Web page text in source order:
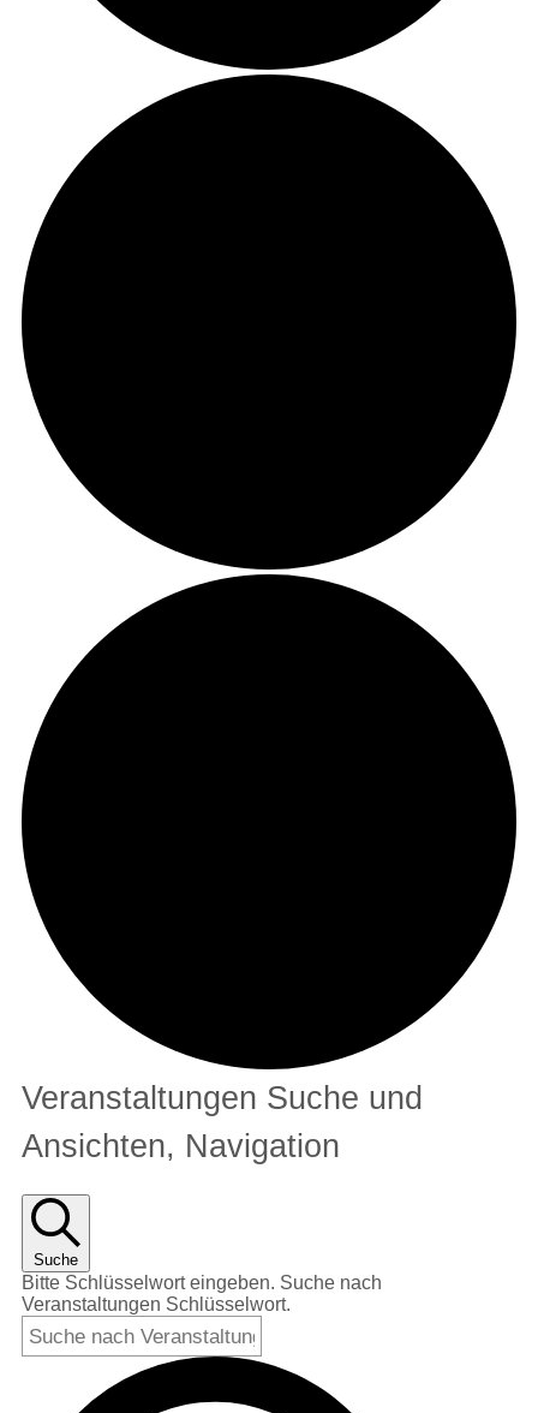
VERANSTALTUNGEN
FÜR
15.
AUGUST
2023
Veranstaltungen Suche und
Ansichten, Navigation
Suche
Bitte Schlüsselwort eingeben. Suche nach
Veranstaltungen Schlüsselwort.